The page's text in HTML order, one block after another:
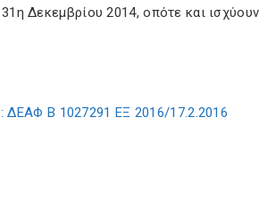
Δεκεμβρίου 2014, οπότε και
ΔΕΑΦ Β 1027291 ΕΞ 2016/17.2.2016